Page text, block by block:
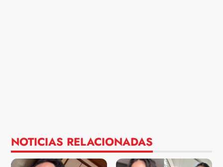
NOTICIAS RELACIONADAS